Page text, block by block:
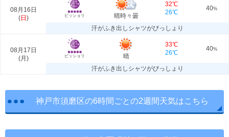
08月16日
(日 ) ビッショリ 晴時々曇
32℃
26℃
40%
汗がふき出しシャツがびっしょり
08月17日
(月 ) ビッショリ 晴
33℃
26℃
40%
汗がふき出しシャツがびっしょり
神戸市須磨区の6時間ごとの2週間天気はこちら